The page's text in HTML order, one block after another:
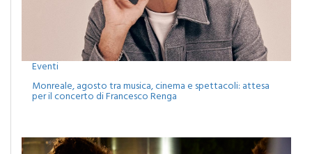
Monreale, agosto tra musica, cinema e spettacoli: attesa
per il concerto di Francesco Renga